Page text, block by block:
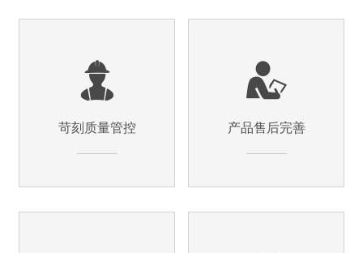
苛刻质量管控 产品售后完善